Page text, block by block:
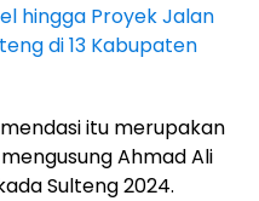
hingga Proyek Jalan
di 13 Kabupaten
itu merupakan
Ahmad Ali
Sulteng 2024.